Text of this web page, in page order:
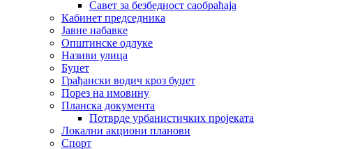
Савет за безбедност саобраћаја
Кабинет председника
Јавне набавке
Општинске одлуке
Називи улица
Буџет
Грађански водич кроз буџет
Порез на имовину
Планска документа
Потврде урбанистичких пројеката
Локални акциони планови
Спорт